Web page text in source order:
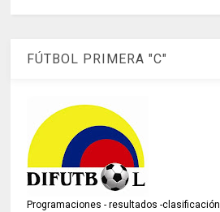
FÚTBOL PRIMERA "C"
Programaciones - resultados -clasificación